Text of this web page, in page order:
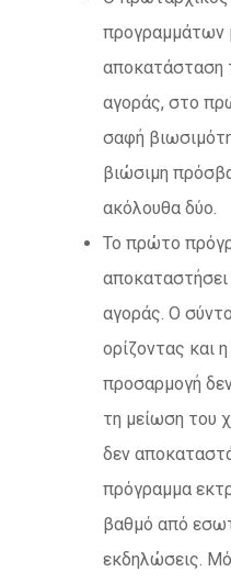
προγραμμάτων
αποκατάσταση
αγοράς, στο
σαφή
βιώσιμη
ακόλουθα δύο.
Το πρώτο
αποκαταστήσει
αγοράς. Ο
ορίζοντας και
προσαρμογή
τη μείωση του
δεν
πρόγραμμα
βαθμό από
εκδηλώσεις.